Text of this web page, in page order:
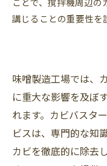
講じることの重要性を
味噌製造工場では、
に重大な影響を及ぼ
れます。カビバスタ
ビスは、専門的な知
カビを徹底的に除去